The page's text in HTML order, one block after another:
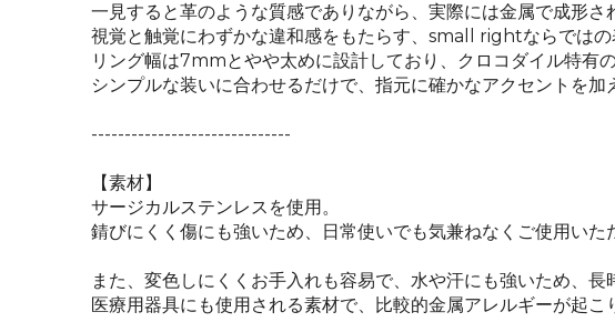
一見すると革のような質感でありながら、実際には金属で成形さ
視覚と触覚にわずかな違和感をもたらす、small rightならではの
リング幅は7mmとやや太めに設計しており、クロコダイル特有
シンプルな装いに合わせるだけで、指元に確かなアクセントを加
------------------------------
【素材】
サージカルステンレスを使用。
錆びにくく傷にも強いため、日常使いでも気兼ねなくご使用いた
また、変色しにくくお手入れも容易で、水や汗にも強いため、長
医療用器具にも使用される素材で、比較的金属アレルギーが起こ